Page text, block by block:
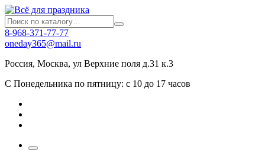
8-968-371-77-77
oneday365@mail.ru
Россия, Москва, ул Верхние поля д.31 к.3
С Понедельника по пятницу: с 10 до 17 часов